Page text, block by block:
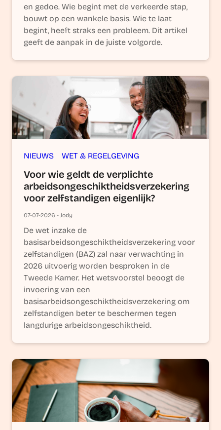
en gedoe. Wie begint met de verkeerde stap,
bouwt op een wankele basis. Wie te laat
begint, heeft straks een probleem. Dit artikel
geeft de aanpak in de juiste volgorde.
NIEUWS WET & REGELGEVING
Voor wie geldt de verplichte
arbeidsongeschiktheidsverzekering
voor zelfstandigen eigenlijk?
07-07-2026 - Jody
De wet inzake de
basisarbeidsongeschiktheidsverzekering voor
zelfstandigen (BAZ) zal naar verwachting in
2026 uitvoerig worden besproken in de
Tweede Kamer. Het wetsvoorstel beoogt de
invoering van een
basisarbeidsongeschiktheidsverzekering om
zelfstandigen beter te beschermen tegen
langdurige arbeidsongeschiktheid.